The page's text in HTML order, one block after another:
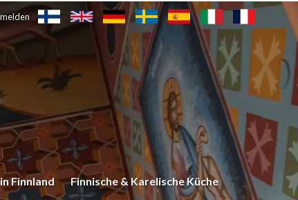
Finnland Finnische & Karelische Küche